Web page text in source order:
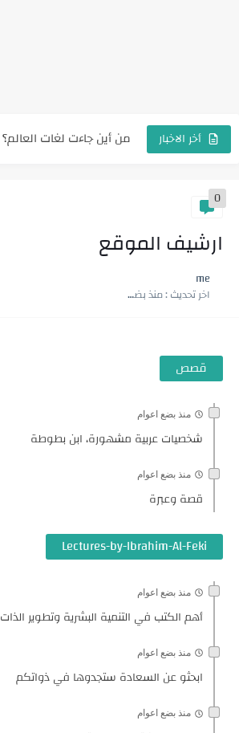
أخر الاخبار
نصائح هامة في الحياة، 10 نصائح
الساحر
0
ارشيف الموقع
me
اخر تحديث :منذ بضع اعوام
قصص
منذ بضع اعوام
شخصيات عربية مشهورة، ابن بطوطة
منذ بضع اعوام
قصة وعبرة
Lectures-by-Ibrahim-Al-Feki
منذ بضع اعوام
أهم الكتب في التنمية البشرية وتطوير الذات
منذ بضع اعوام
ابحثو عن السعادة ستجدوها في ذواتكم
منذ بضع اعوام